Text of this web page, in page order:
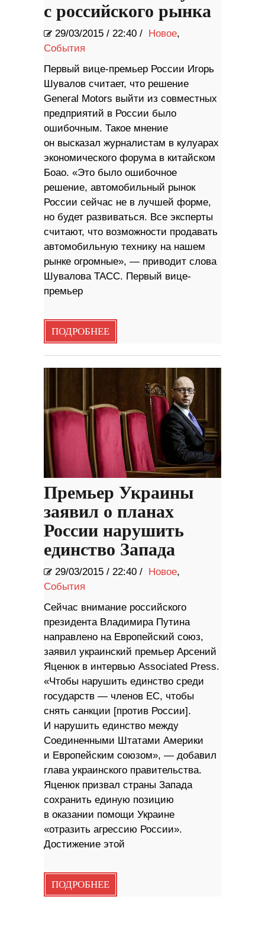
с российского рынка
29/03/2015 / 22:40 / Новое,
События
Первый вице-премьер России Игорь
Шувалов считает, что решение
General Motors выйти из совместных
предприятий в России было
ошибочным. Такое мнение
он высказал журналистам в кулуарах
экономического форума в китайском
Боао. «Это было ошибочное
решение, автомобильный рынок
России сейчас не в лучшей форме,
но будет развиваться. Все эксперты
считают, что возможности продавать
автомобильную технику на нашем
рынке огромные», — приводит слова
Шувалова ТАСС. Первый вице-
премьер
ПОДРОБНЕЕ
Премьер Украины
заявил о планах
России нарушить
единство Запада
29/03/2015 / 22:40 / Новое,
События
Сейчас внимание российского
президента Владимира Путина
направлено на Европейский союз,
заявил украинский премьер Арсений
Яценюк в интервью Associated Press.
«Чтобы нарушить единство среди
государств — членов ЕС, чтобы
снять санкции [против России].
И нарушить единство между
Соединенными Штатами Америки
и Европейским союзом», — добавил
глава украинского правительства.
Яценюк призвал страны Запада
сохранить единую позицию
в оказании помощи Украине
«отразить агрессию России».
Достижение этой
ПОДРОБНЕЕ